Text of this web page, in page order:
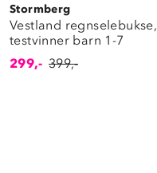
Stormberg
Vestland regnselebukse,
testvinner barn 1-7
299,- 399,-